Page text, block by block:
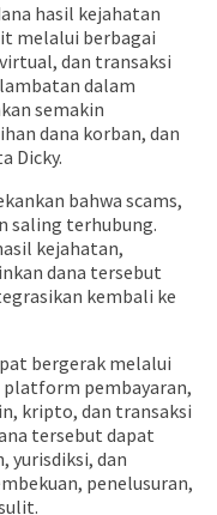
hasil kejahatan
melalui berbagai
dan transaksi
dalam
semakin
dana korban, dan
Dicky.
bahwa scams,
saling terhubung.
kejahatan,
dana tersebut
kembali ke
bergerak melalui
platform pembayaran,
kripto, dan transaksi
tersebut dapat
yurisdiksi, dan
penelusuran,